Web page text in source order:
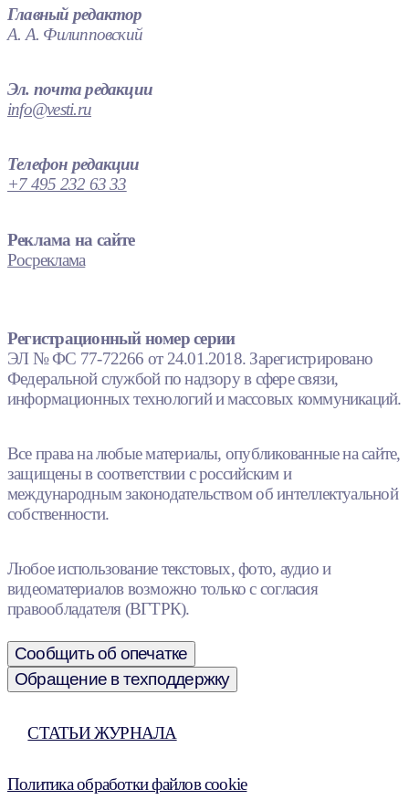
Главный редактор
А. А. Филипповский
Эл. почта редакции
info@vesti.ru
Телефон редакции
+7 495 232 63 33
Реклама на сайте
Росреклама
Регистрационный номер серии
ЭЛ № ФС 77-72266 от 24.01.2018. Зарегистрировано
Федеральной службой по надзору в сфере связи,
информационных технологий и массовых коммуникаций.
Все права на любые материалы, опубликованные на сайте,
защищены в соответствии с российским и
международным законодательством об интеллектуальной
собственности.
Любое использование текстовых, фото, аудио и
видеоматериалов возможно только с согласия
правообладателя (ВГТРК).
Сообщить об опечатке
Обращение в техподдержку
СТАТЬИ ЖУРНАЛА
Политика обработки файлов cookie